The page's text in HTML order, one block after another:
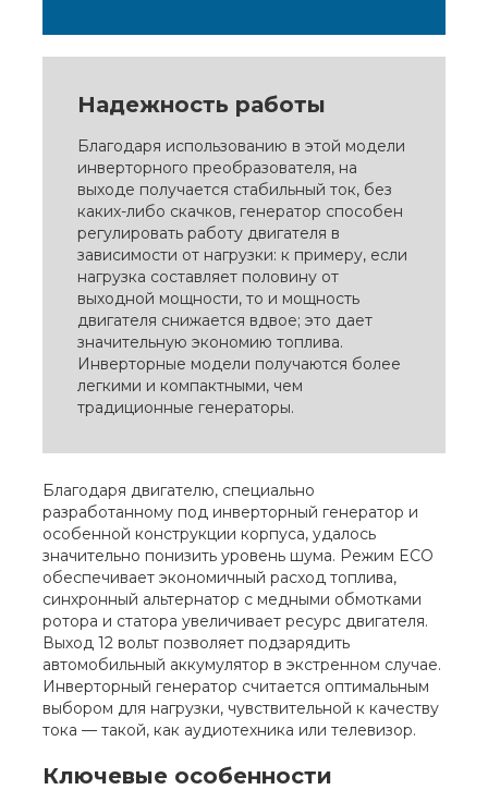
Надежность работы
Благодаря использованию в этой модели
инверторного преобразователя, на
выходе получается стабильный ток, без
каких-либо скачков, генератор способен
регулировать работу двигателя в
зависимости от нагрузки: к примеру, если
нагрузка составляет половину от
выходной мощности, то и мощность
двигателя снижается вдвое; это дает
значительную экономию топлива.
Инверторные модели получаются более
легкими и компактными, чем
традиционные генераторы.
Благодаря двигателю, специально
разработанному под инверторный генератор и
особенной конструкции корпуса, удалось
значительно понизить уровень шума. Режим ECO
обеспечивает экономичный расход топлива,
синхронный альтернатор с медными обмотками
ротора и статора увеличивает ресурс двигателя.
Выход 12 вольт позволяет подзарядить
автомобильный аккумулятор в экстренном случае.
Инверторный генератор считается оптимальным
выбором для нагрузки, чувствительной к качеству
тока — такой, как аудиотехника или телевизор.
Ключевые особенности